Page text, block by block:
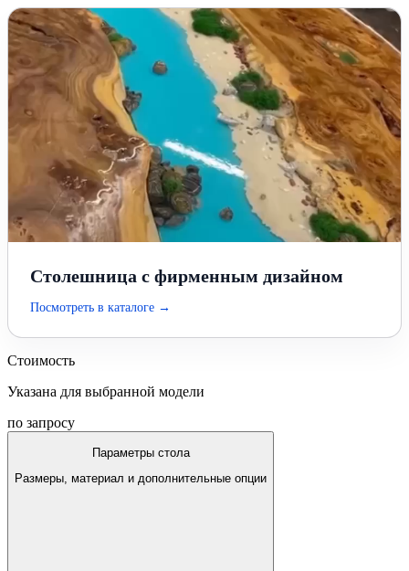
Столешница с фирменным дизайном
Посмотреть в каталоге →
Стоимость
Указана для выбранной модели
по запросу
Параметры стола
Размеры, материал и дополнительные опции